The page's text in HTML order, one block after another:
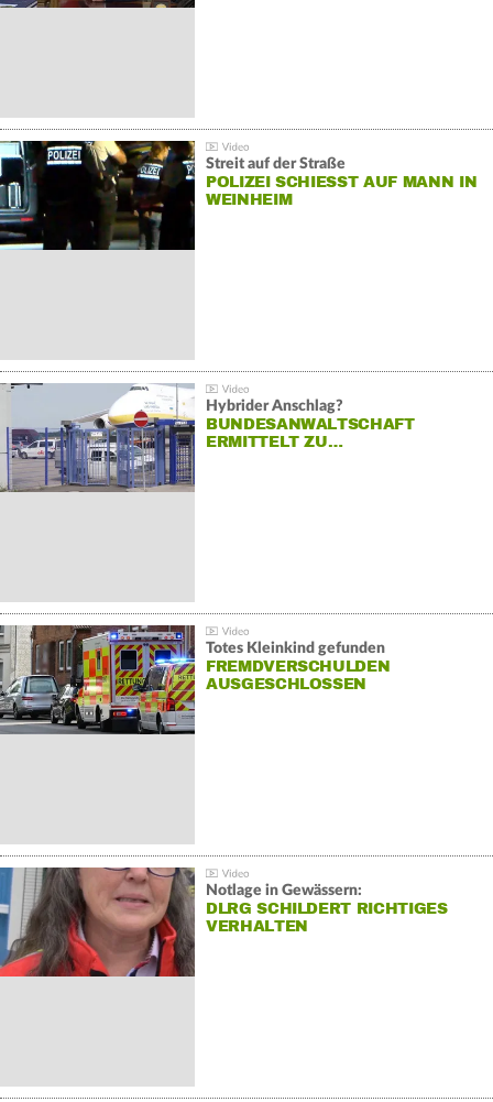
Streit auf der Straße
POLIZEI SCHIESST AUF MANN IN W
EINHEIM
Hybrider Anschlag?
BUNDESANWALTSCHAFT
ERMITTELT ZU…
Totes Kleinkind gefunden
FREMDVERSCHULDEN
AUSGESCHLOSSEN
Notlage in Gewässern:
DLRG SCHILDERT RICHTIGES
VERHALTEN